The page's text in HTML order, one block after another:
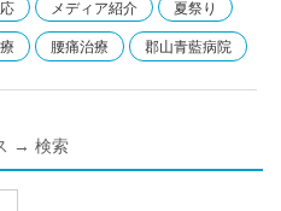
メディア紹介 夏祭り
腰痛治療 郡山青藍病院
→ 検索